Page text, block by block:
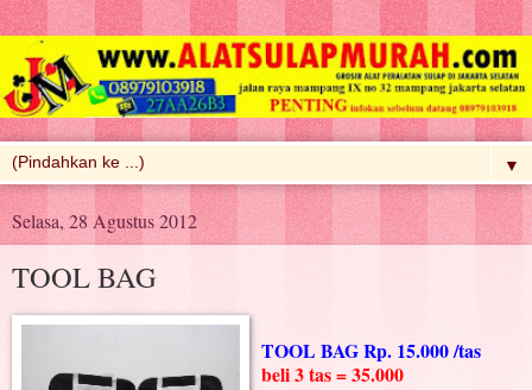
▼
Selasa, 28 Agustus 2012
TOOL BAG
TOOL BAG Rp. 15.000 /tas
beli 3 tas = 35.000